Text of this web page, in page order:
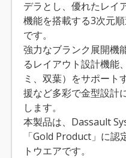
デラとし、優れたレイ
機能を搭載する3次元
です。
強力なブランク展開機
るレイアウト設計機能
ミ、双葉）をサポート
援など多彩で金型設計
します。
本製品は、Dassault
「Gold Product」に認
トウエアです。